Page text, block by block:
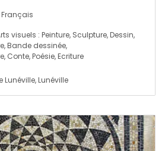
visuels : Peinture, Sculpture, Dessin,
Bande dessinée,
Conte, Poésie, Ecriture
Lunéville, Lunéville